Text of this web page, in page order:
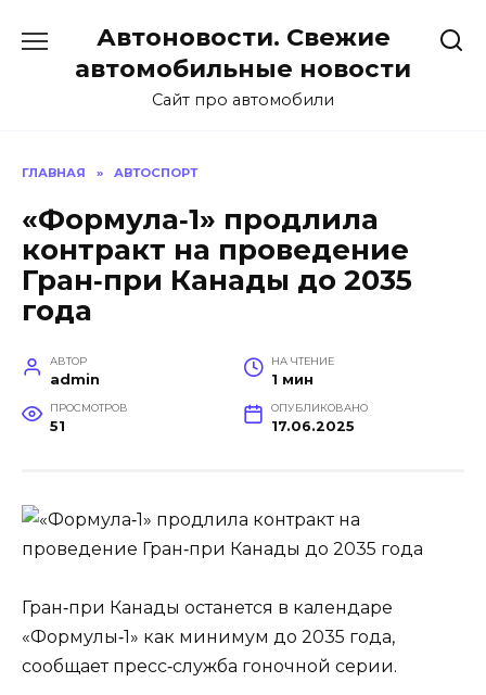
содержанию
Автоновости. Свежие
автомобильные новости
Сайт про автомобили
ГЛАВНАЯ » АВТОСПОРТ
«Формула‑1» продлила
контракт на проведение
Гран‑при Канады до 2035
года
АВТОР
admin
НА ЧТЕНИЕ
1 мин
ПРОСМОТРОВ
51
ОПУБЛИКОВАНО
17.06.2025
Гран‑при Канады останется в календаре
«Формулы‑1» как минимум до 2035 года,
сообщает пресс‑служба гоночной серии.